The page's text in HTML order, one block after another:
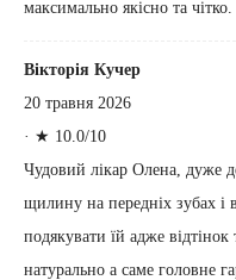
максимально якісно та
Вікторія Кучер
20 травня 2026
· ★ 10.0/10
Чудовий лікар Олена, дуже
щилину на передніх зубах і
подякувати їй адже
натурально а саме головне